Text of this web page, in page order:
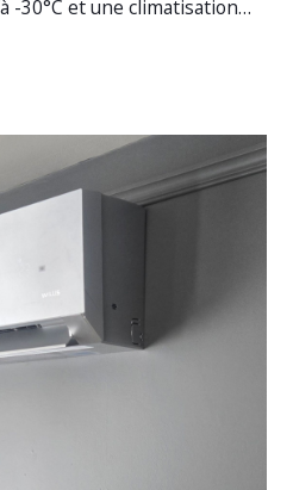
-30°C et une climatisation